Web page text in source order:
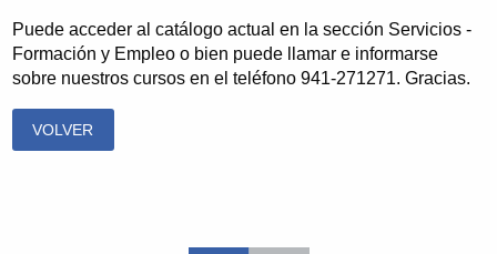
Puede acceder al catálogo actual en la sección Servicios -
Formación y Empleo o bien puede llamar e informarse
sobre nuestros cursos en el teléfono 941-271271. Gracias.
VOLVER